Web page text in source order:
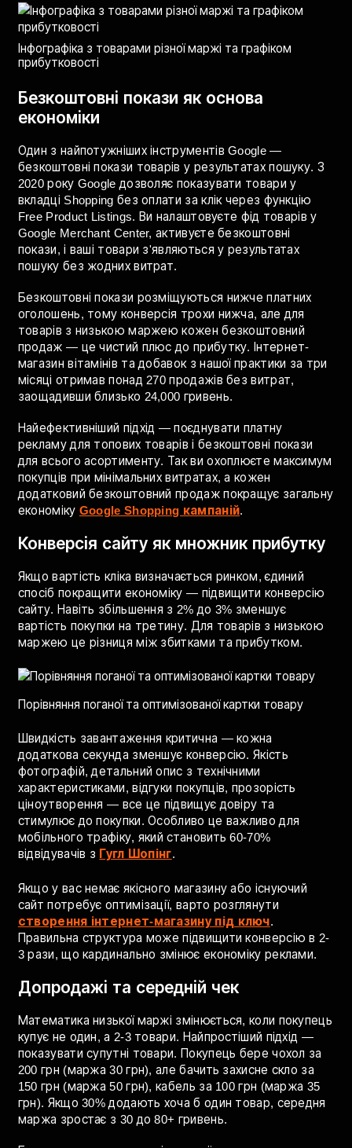
нерентабельною. Але системний підхід дозволяє це
виправити.
Інфографіка з товарами різної маржі та графіком
прибутковості
Безкоштовні покази як основа
економіки
Один з найпотужніших інструментів Google —
безкоштовні покази товарів у результатах пошуку. З
2020 року Google дозволяє показувати товари у
вкладці Shopping без оплати за клік через функцію
Google Merchant Center, активуєте безкоштовні
покази, і ваші товари з'являються у результатах
пошуку без жодних витрат.
Безкоштовні покази розміщуються нижче платних
оголошень, тому конверсія трохи нижча, але для
товарів з низькою маржею кожен безкоштовний
магазин вітамінів та добавок з нашої практики за три
місяці отримав понад 270 продажів без витрат,
заощадивши близько 24,000 гривень.
Найефективніший підхід — поєднувати платну
рекламу для топових товарів і безкоштовні покази
для всього асортименту. Так ви охоплюєте максимум
покупців при мінімальних витратах, а кожен
додатковий безкоштовний продаж покращує загальну
економікуGoogle Shopping кампаній.
Конверсія сайту як множник прибутку
спосіб покращити економіку — підвищити конверсію
вартість покупки на третину. Для товарів з низькою
Порівняння поганої та оптимізованої картки товару
Швидкість завантаження критична — кожна
додаткова секунда зменшує конверсію. Якість
фотографій, детальний опис з технічними
характеристиками, відгуки покупців, прозорість
ціноутворення — все це підвищує довіру та
стимулює до покупки. Особливо це важливо для
мобільного трафіку, який становить 60-70%
відвідувачів зГугл Шопінг.
Якщо у вас немає якісного магазину або існуючий
створення інтернет-магазину під ключ.
Правильна структура може підвищити конверсію в 2-
3 рази, що кардинально змінює економіку реклами.
Допродажі та середній чек
Математика низької маржі змінюється, коли покупець